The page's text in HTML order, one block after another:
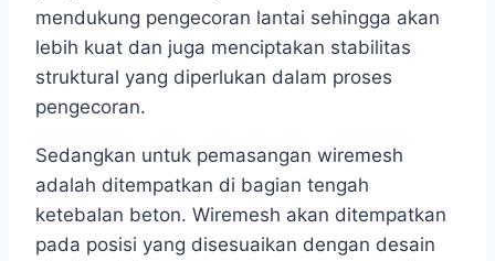
mendukung pengecoran lantai sehingga akan
lebih kuat dan juga menciptakan stabilitas
struktural yang diperlukan dalam proses
pengecoran.
Sedangkan untuk pemasangan wiremesh
adalah ditempatkan di bagian tengah
ketebalan beton. Wiremesh akan ditempatkan
pada posisi yang disesuaikan dengan desain